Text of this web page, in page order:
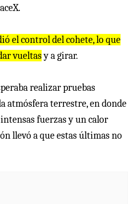
el control del cohete, lo que
vueltasy a girar.
realizar pruebas
atmósfera terrestre, en donde
fuerzas y un calor
llevó a que estas últimas no